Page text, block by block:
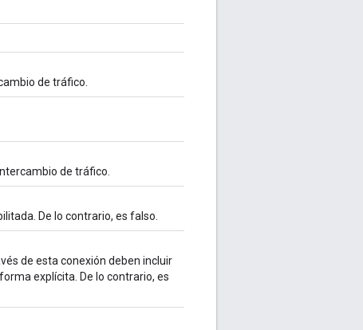
de tráfico.
de tráfico.
De lo contrario, es falso.
de esta conexión deben incluir
explícita. De lo contrario, es